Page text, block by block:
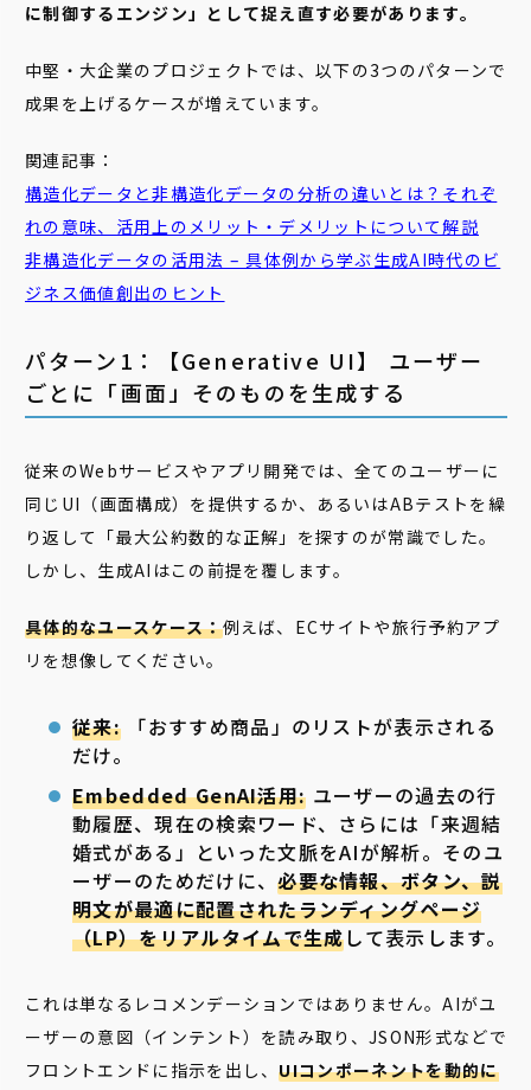
に制御するエンジン」として捉え直す必要があります。
中堅・大企業のプロジェクトでは、以下の3つのパターンで
成果を上げるケースが増えています。
関連記事：
構造化データと非構造化データの分析の違いとは？それぞ
れの意味、活用上のメリット・デメリットについて解説
非構造化データの活用法 – 具体例から学ぶ生成AI時代のビ
ジネス価値創出のヒント
パターン1：【Generative UI】 ユーザー
ごとに「画面」そのものを生成する
従来のWebサービスやアプリ開発では、全てのユーザーに
同じUI（画面構成）を提供するか、あるいはABテストを繰
り返して「最大公約数的な正解」を探すのが常識でした。
しかし、生成AIはこの前提を覆します。
具体的なユースケース：例えば、ECサイトや旅行予約アプ
リを想像してください。
従来:「おすすめ商品」のリストが表示される
だけ。
Embedded GenAI活用: ユーザーの過去の行
動履歴、現在の検索ワード、さらには「来週結
婚式がある」といった文脈をAIが解析。そのユ
ーザーのためだけに、必要な情報、ボタン、説
明文が最適に配置されたランディングページ
（LP）をリアルタイムで生成して表示します。
これは単なるレコメンデーションではありません。AIがユ
ーザーの意図（インテント）を読み取り、JSON形式などで
フロントエンドに指示を出し、UIコンポーネントを動的に